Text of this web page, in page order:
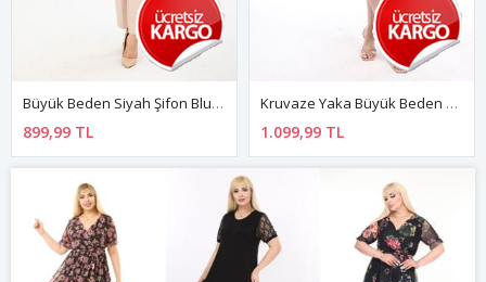
Büyük Beden Siyah Şifon Bluz 27F-2401
899,99 TL
Kruvaze Yaka Büyük Beden Yazlık Elbise 26C-2373
1.099,99 TL